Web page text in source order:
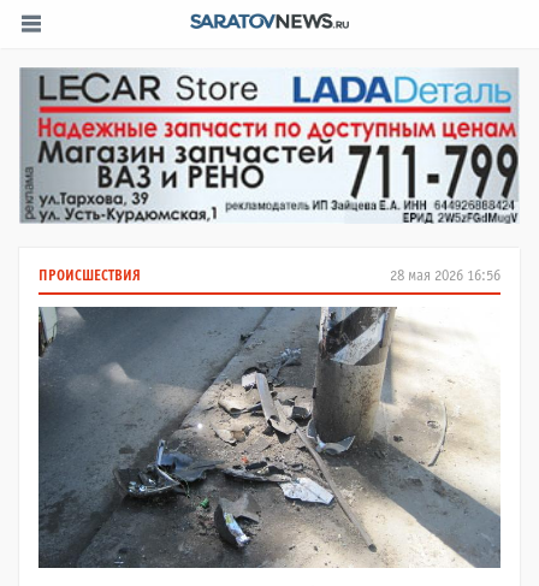
28 мая 2026 16:56
ПРОИСШЕСТВИЯ